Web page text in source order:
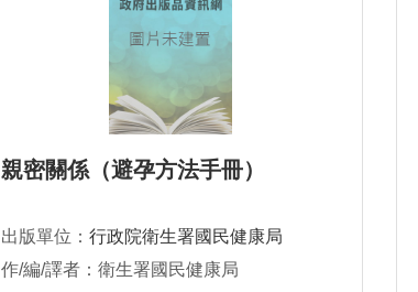
親密關係（避孕方法手冊）
出版單位： 行政院衛生署國民健康局
作/編/譯者：衛生署國民健康局